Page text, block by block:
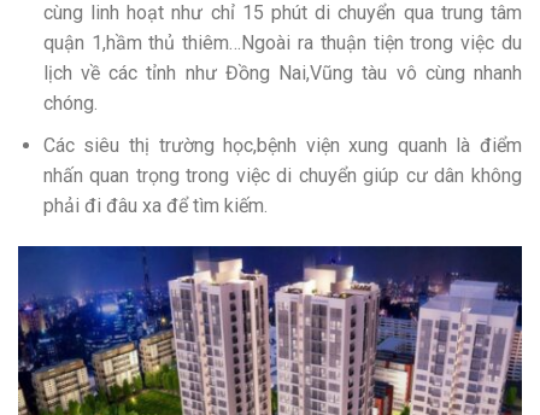
cùng linh hoạt như chỉ 15 phút di chuyển qua trung tâm
quận 1,hầm thủ thiêm…Ngoài ra thuận tiện trong việc du
lịch về các tỉnh như Đồng Nai,Vũng tàu vô cùng nhanh
chóng.
Các siêu thị trường học,bệnh viện xung quanh là điểm
nhấn quan trọng trong việc di chuyển giúp cư dân không
phải đi đâu xa để tìm kiếm.